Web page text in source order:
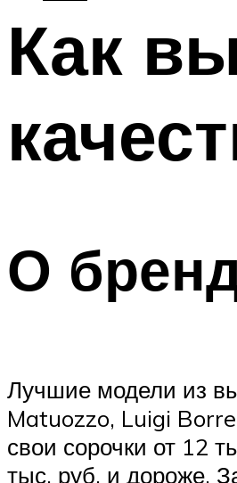
Как
О
Лучшие модели из
Matuozzo, Luigi
свои сорочки от 12
тыс. руб. и дороже.